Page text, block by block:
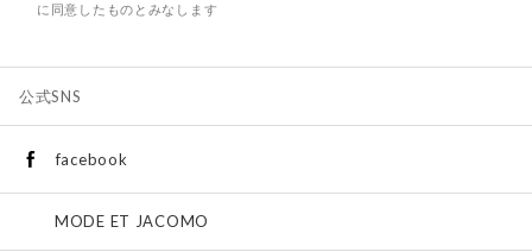
に同意したものとみなします
公式SNS
facebook
MODE ET JACOMO